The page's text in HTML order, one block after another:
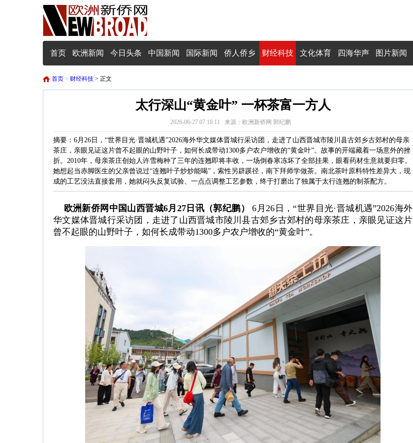
首页 欧洲新闻 今日头条 中国新闻 国际新闻 侨人侨乡 财经科技 文化体育 四海华声 图片新闻
首页 > 财经科技 > 正文
太行深山“黄金叶” 一杯茶富一方人
2026-06-27 07:10:11 来源：欧洲新侨网 郭纪鹏
摘要：​6月26日，“世界目光·晋城机遇”2026海外华文媒体晋城行采访团，走进了山西晋城市陵川县古郊乡古郊村的母亲
茶庄，亲眼见证这片曾不起眼的山野叶子，如何长成带动1300多户农户增收的“黄金叶”。故事的开端藏着一场意外的挫
折。2010年，母亲茶庄创始人许雪梅种了三年的连翘即将丰收，一场倒春寒冻坏了全部挂果，眼看药材生意就要归零。
她想起当赤脚医生的父亲曾说过“连翘叶子炒炒能喝”，索性另辟蹊径，南下拜师学做茶。南北茶叶原料特性差异大，现
成的工艺没法直接套用，她就闷头反复试验、一点点调整工艺参数，终于打磨出了独属于太行连翘的制茶配方。
欧洲新侨网中国山西晋城6月27日讯（郭纪鹏）
6月26日，“世界目光·晋城机遇”2026海外
华文媒体晋城行采访团，走进了山西晋城市陵川县古郊乡古郊村的母亲茶庄，亲眼见证这片
曾不起眼的山野叶子，如何长成带动1300多户农户增收的“黄金叶”。